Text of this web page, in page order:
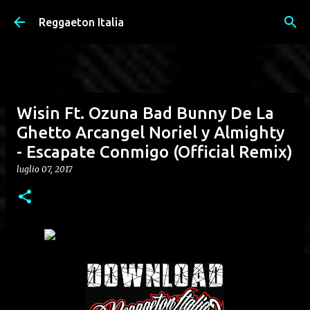
Passa ai contenuti principali
Reggaeton Italia
Wisin Ft. Ozuna Bad Bunny De La
Ghetto Arcangel Noriel y Almighty
- Escapate Conmigo (Official Remix)
luglio 07, 2017